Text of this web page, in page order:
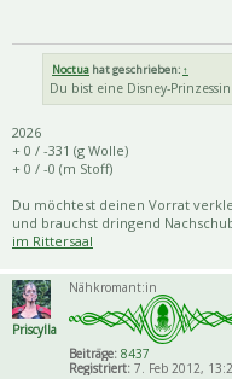
Noctua hat geschrieben: ↑
Du bist eine Disney-Prinzessin!
2026
+ 0 / -331 (g Wolle)
+ 0 / -0 (m Stoff)
Du möchtest deinen Vorrat
und brauchst dringend
im Rittersaal
Priscylla
Nähkromant:in
Beiträge: 8437
Registriert: 7. Feb 2012,